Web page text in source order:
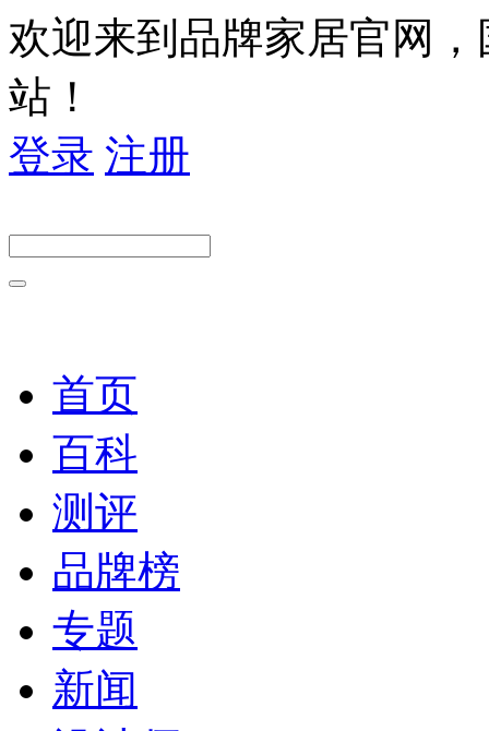
欢迎来到品牌家居官网
站！
登录 注册
首页
百科
测评
品牌榜
专题
新闻